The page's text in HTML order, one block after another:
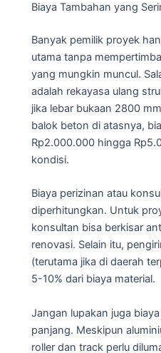
Biaya Tambahan yang
Banyak pemilik proyek
utama tanpa
yang mungkin muncul.
adalah rekayasa ulang
jika lebar bukaan 2800
balok beton di atasnya,
Rp2.000.000 hingga
kondisi.
Biaya perizinan atau
diperhitungkan. Untuk
konsultan bisa berkisar
renovasi. Selain itu,
(terutama jika di daerah
5-10% dari biaya material.
Jangan lupakan juga
panjang. Meskipun
roller dan track perlu